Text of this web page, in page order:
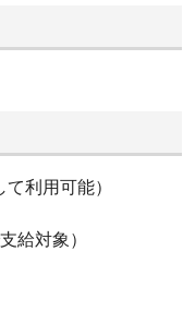
利用可能）
給対象）